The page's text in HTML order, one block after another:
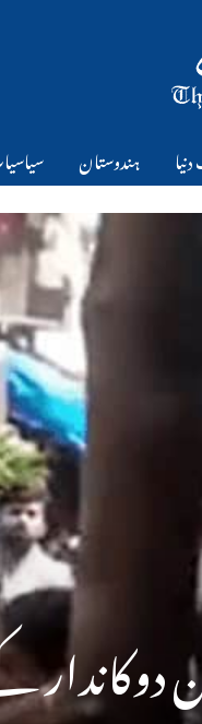
ہندوستان